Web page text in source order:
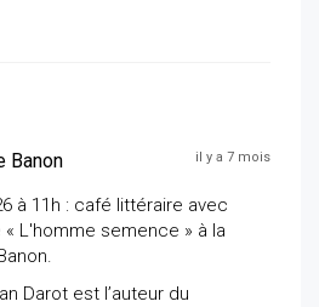
Banon il y a 7 mois
à 11h : café littéraire avec
L'homme semence » à la
Darot est l’auteur du